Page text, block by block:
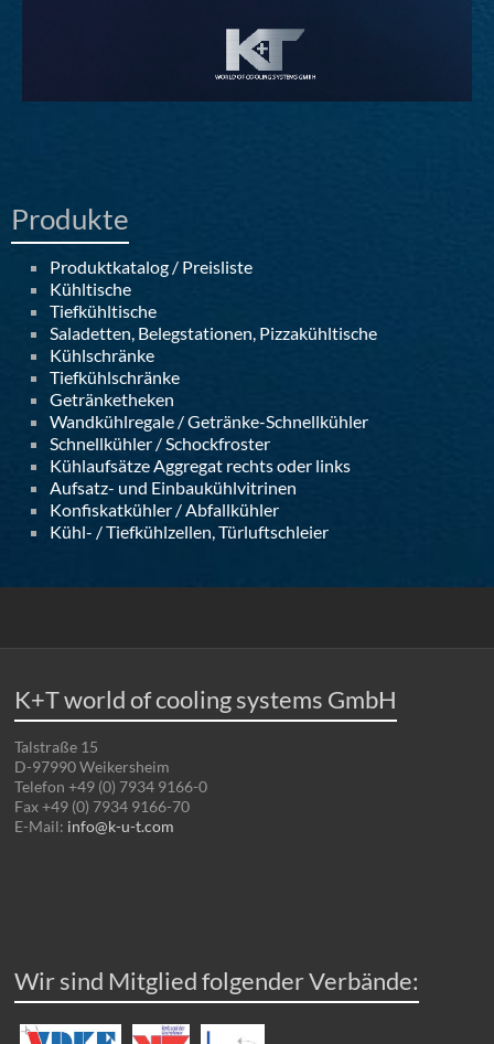
Produkte
Produktkatalog / Preisliste
Kühltische
Tiefkühltische
Saladetten, Belegstationen, Pizzakühltische
Kühlschränke
Tiefkühlschränke
Getränketheken
Wandkühlregale / Getränke-Schnellkühler
Schnellkühler / Schockfroster
Kühlaufsätze Aggregat rechts oder links
Aufsatz- und Einbaukühlvitrinen
Konfiskatkühler / Abfallkühler
Kühl- / Tiefkühlzellen, Türluftschleier
K+T world of cooling systems GmbH
Talstraße 15
D-97990 Weikersheim
Telefon +49 (0) 7934 9166-0
Fax +49 (0) 7934 9166-70
E-Mail: info@k-u-t.com
Wir sind Mitglied folgender Verbände: